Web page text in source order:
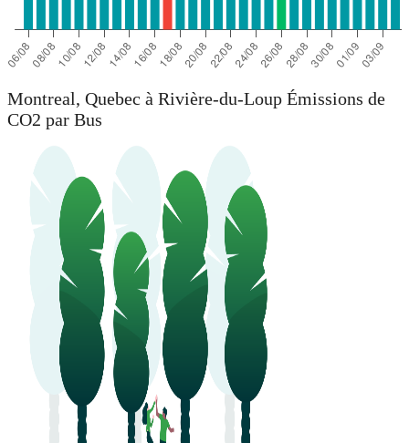
Montreal, Quebec à Rivière-du-Loup Émissions de
CO2 par Bus